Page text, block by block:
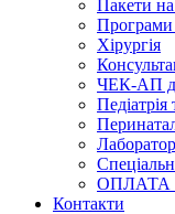
Пакети
Програми
Хірургія
ЧЕК-АП
Педіатрія
Контакти